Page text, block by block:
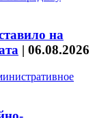
на
| 06.08.2026